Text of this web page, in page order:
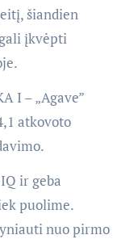
šiandien
įkvėpti
I – „Agave”
atkovoto
ir geba
puolime.
nuo pirmo